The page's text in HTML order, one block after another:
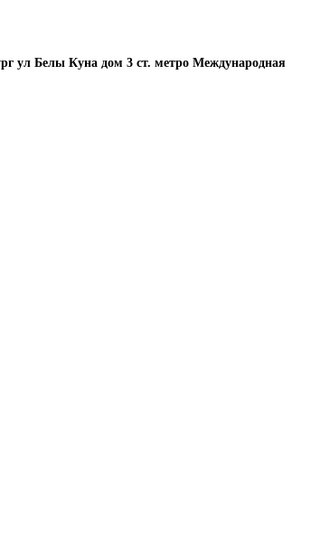
ул Белы Куна дом 3 ст. метро Международная